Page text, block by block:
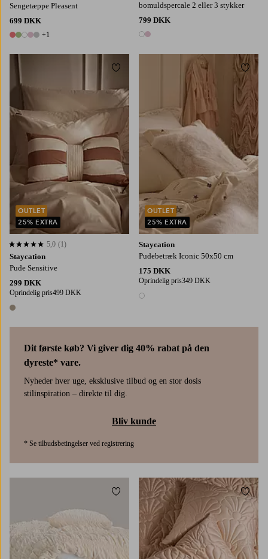
Sengetæppe Pleasent
699 DKK
6 farver
+1
bomuldspercale 2 eller 3 stykker
799 DKK
2 farver
Staycation
Pude Sensitive
299 DKK
Oprindelig pris499 DKK
1 farve
5,0 baseret på 1 bedømmelser
5,0 (1)
OUTLET
25% EXTRA
Tilføj til favoritter
Staycation
Pudebetræk Iconic 50x50 cm
175 DKK
Oprindelig pris349 DKK
1 farve
OUTLET
25% EXTRA
Dit første køb? Vi giver dig 40% rabat på den
dyreste* vare.
Nyheder hver uge, eksklusive tilbud og en stor dosis
stilinspiration – direkte til dig.
Bliv kunde
* Se tilbudsbetingelser ved registrering
Tilføj til favoritter
120X200
160X200
180X200